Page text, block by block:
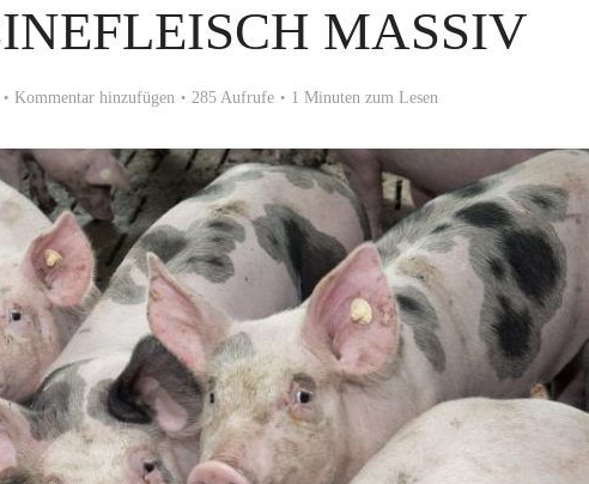
MASSIV
Kommentar hinzufügen 285 Aufrufe 1 Minuten zum Lesen